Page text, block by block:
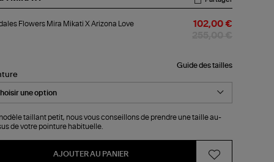
Flowers Mira Mikati X Arizona Love 102,00 €
Guide des tailles
taillant petit, nous vous conseillons de prendre une taille au-
de votre pointure habituelle.
AJOUTER AU PANIER